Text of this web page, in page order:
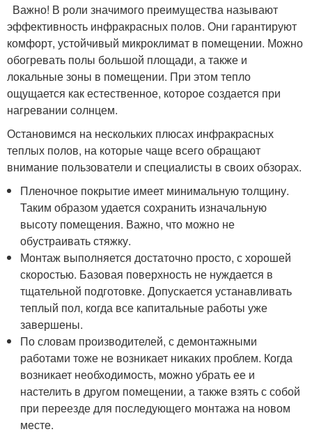
Важно! В роли значимого преимущества называют
эффективность инфракрасных полов. Они гарантируют
комфорт, устойчивый микроклимат в помещении. Можно
обогревать полы большой площади, а также и
локальные зоны в помещении. При этом тепло
ощущается как естественное, которое создается при
нагревании солнцем.
Остановимся на нескольких плюсах инфракрасных
теплых полов, на которые чаще всего обращают
внимание пользователи и специалисты в своих обзорах.
Пленочное покрытие имеет минимальную толщину.
Таким образом удается сохранить изначальную
высоту помещения. Важно, что можно не
обустраивать стяжку.
Монтаж выполняется достаточно просто, с хорошей
скоростью. Базовая поверхность не нуждается в
тщательной подготовке. Допускается устанавливать
теплый пол, когда все капитальные работы уже
завершены.
По словам производителей, с демонтажными
работами тоже не возникает никаких проблем. Когда
возникает необходимость, можно убрать ее и
настелить в другом помещении, а также взять с собой
при переезде для последующего монтажа на новом
месте.